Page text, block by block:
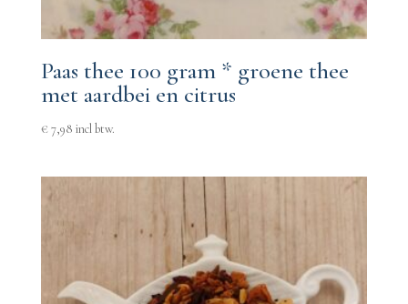
Paas thee 100 gram * groene thee
met aardbei en citrus
€7,98 incl btw.